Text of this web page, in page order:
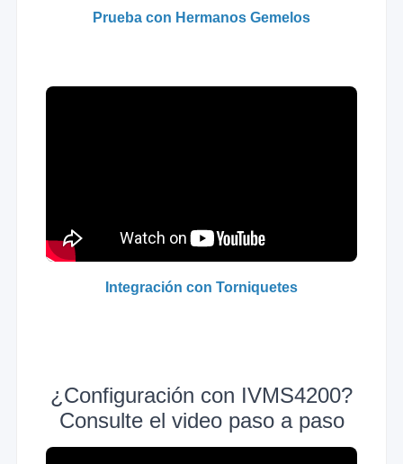
Prueba con Hermanos Gemelos
Integración con Torniquetes
¿Configuración con IVMS4200?
Consulte el video paso a paso